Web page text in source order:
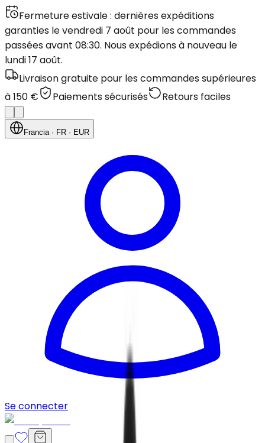
Fermeture estivale : dernières expéditions
garanties le vendredi 7 août pour les commandes
passées avant 08:30. Nous expédions à nouveau le
lundi 17 août.
Livraison gratuite pour les commandes supérieures
à 150 €
Paiements sécurisés Retours faciles
Francia· FR · EUR
Se connecter